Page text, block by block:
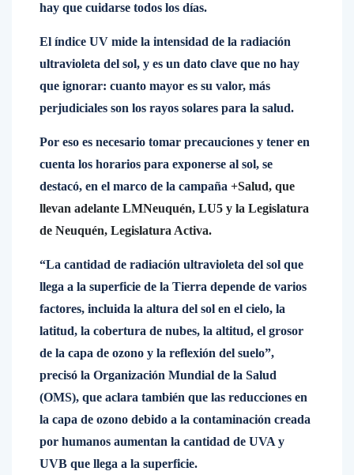
hay que cuidarse todos los días.
El índice UV mide la intensidad de la radiación
ultravioleta del sol, y es un dato clave que no hay
que ignorar: cuanto mayor es su valor, más
perjudiciales son los rayos solares para la salud.
Por eso es necesario tomar precauciones y tener en
cuenta los horarios para exponerse al sol, se
destacó, en el marco de la campaña +Salud, que
llevan adelante LMNeuquén, LU5 y la Legislatura
de Neuquén, Legislatura Activa.
“La cantidad de radiación ultravioleta del sol que
llega a la superficie de la Tierra depende de varios
factores, incluida la altura del sol en el cielo, la
latitud, la cobertura de nubes, la altitud, el grosor
de la capa de ozono y la reflexión del suelo”,
precisó la Organización Mundial de la Salud
(OMS), que aclara también que las reducciones en
la capa de ozono debido a la contaminación creada
por humanos aumentan la cantidad de UVA y
UVB que llega a la superficie.